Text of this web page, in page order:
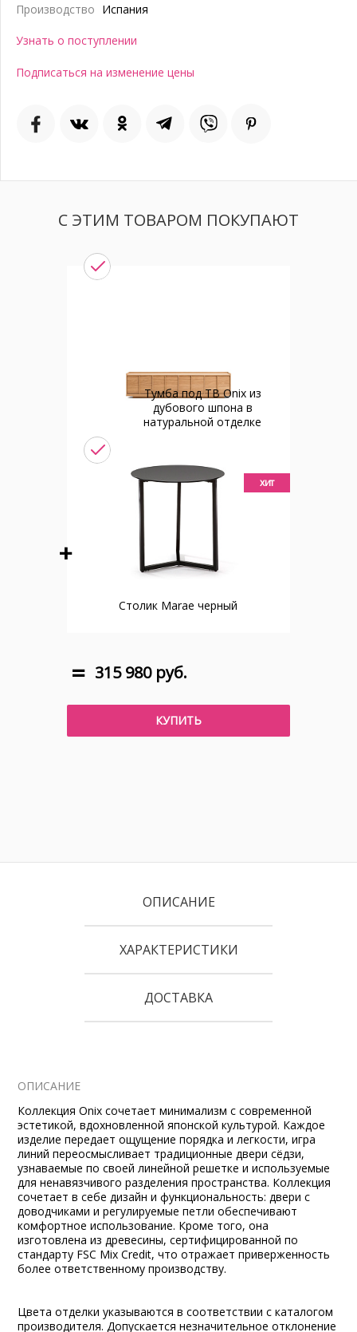
Производство Испания
Узнать о поступлении
Подписаться на изменение цены
С ЭТИМ ТОВАРОМ ПОКУПАЮТ
Тумба под ТВ Onix из
дубового шпона в
натуральной отделке
хит
Столик Marae черный
315 980 руб.
КУПИТЬ
ОПИСАНИЕ
ХАРАКТЕРИСТИКИ
ДОСТАВКА
ОПИСАНИЕ
Коллекция Onix сочетает минимализм с современной
эстетикой, вдохновленной японской культурой. Каждое
изделие передает ощущение порядка и легкости, игра
линий переосмысливает традиционные двери сёдзи,
узнаваемые по своей линейной решетке и используемые
для ненавязчивого разделения пространства. Коллекция
сочетает в себе дизайн и функциональность: двери с
доводчиками и регулируемые петли обеспечивают
комфортное использование. Кроме того, она
изготовлена из древесины, сертифицированной по
стандарту FSC Mix Credit, что отражает приверженность
более ответственному производству.
Цвета отделки указываются в соответствии с каталогом
производителя. Допускается незначительное отклонение